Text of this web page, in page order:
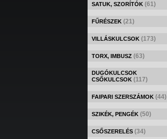
SATUK, SZORÍTÓK (61)
FŰRÉSZEK (21)
VILLÁSKULCSOK (173)
TORX, IMBUSZ (63)
DUGÓKULCSOK
CSŐKULCSOK (117)
FAIPARI SZERSZÁMOK (44)
SZIKÉK, PENGÉK (50)
CSŐSZERELÉS (34)